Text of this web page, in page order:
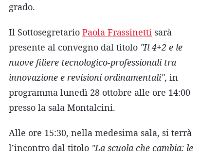
grado.
Il Sottosegretario Paola Frassinetti sarà
presente al convegno dal titolo "Il 4+2 e le
nuove filiere tecnologico-professionali tra
innovazione e revisioni ordinamentali", in
programma lunedì 28 ottobre alle ore 14:00
presso la sala Montalcini.
Alle ore 15:30, nella medesima sala, si terrà
l’incontro dal titolo "La scuola che cambia: le